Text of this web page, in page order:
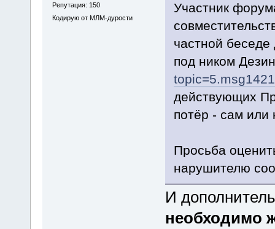
Репутация: 150
Кодирую от МЛМ-дурости
Участник
частной
под ником
действующих
потёр - сам или
Просьба
нарушителю
И
необходимо